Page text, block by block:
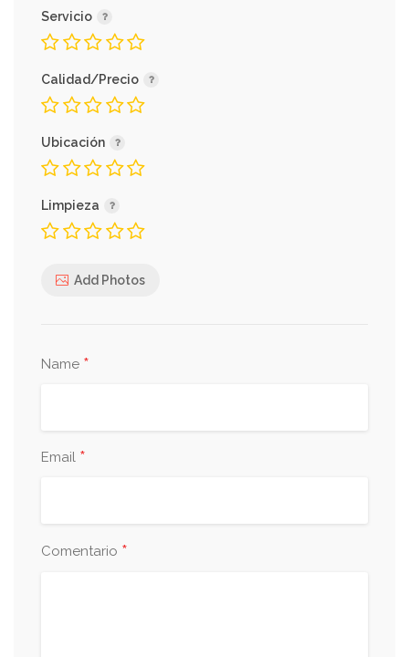
Servicio
Calidad/Precio
Ubicación
Limpieza
Add Photos
Name *
Email *
Comentario *